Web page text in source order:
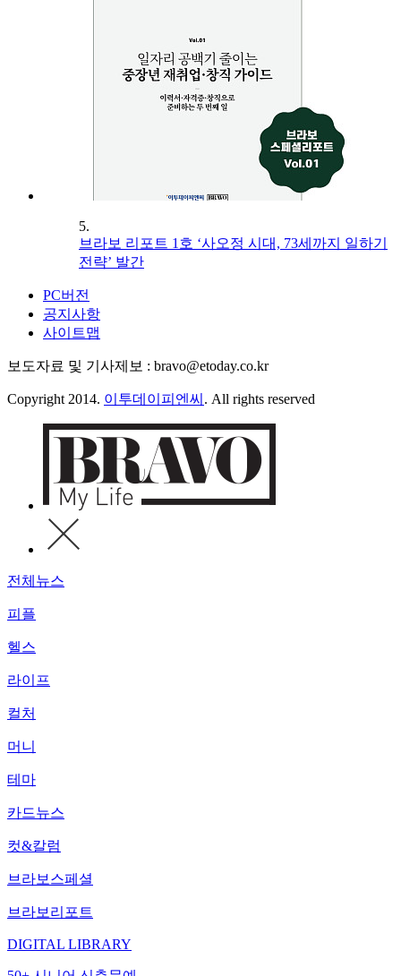
5.
브라보 리포트 1호 ‘사오정 시대, 73세까지 일하기
전략’ 발간
PC버전
공지사항
사이트맵
보도자료 및 기사제보 : bravo@etoday.co.kr
Copyright 2014. 이투데이피엔씨 . All rights reserved
전체뉴스
피플
헬스
라이프
컬처
머니
테마
카드뉴스
컷&칼럼
브라보스페셜
브라보리포트
DIGITAL LIBRARY